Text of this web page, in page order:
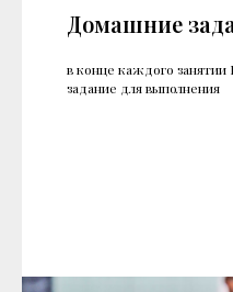
Домашние
в конце каждого
задание для выполнения